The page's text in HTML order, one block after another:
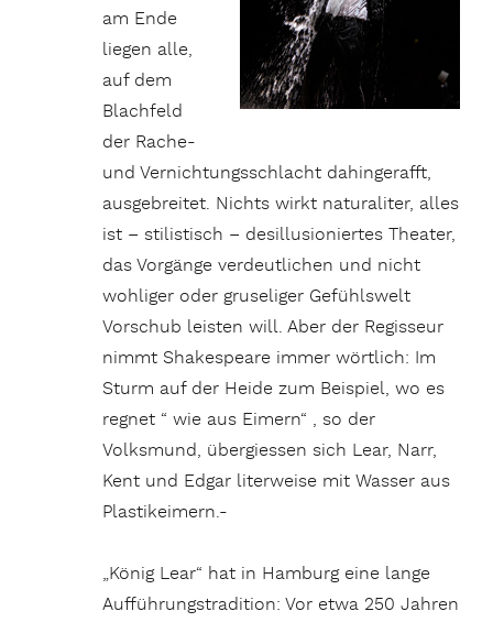
am Ende
liegen alle,
auf dem
Blachfeld
der Rache-
und Vernichtungsschlacht dahingerafft,
ausgebreitet. Nichts wirkt naturaliter, alles
ist – stilistisch – desillusioniertes Theater,
das Vorgänge verdeutlichen und nicht
wohliger oder gruseliger Gefühlswelt
Vorschub leisten will. Aber der Regisseur
nimmt Shakespeare immer wörtlich: Im
Sturm auf der Heide zum Beispiel, wo es
regnet “ wie aus Eimern“ , so der
Volksmund, übergiessen sich Lear, Narr,
Kent und Edgar literweise mit Wasser aus
Plastikeimern.-
„König Lear“ hat in Hamburg eine lange
Aufführungstradition: Vor etwa 250 Jahren